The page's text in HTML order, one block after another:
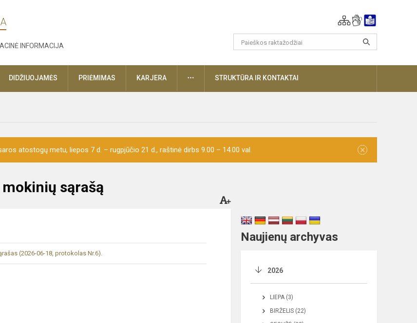
INFORMACIJA
DIDŽIUOJAMĖS PRIĖMIMAS KARJERA DAUGIAUSTRUKTŪRA IR KONTAKTAI
atostogų metu, liepos 7 d. – rugpjūčio 21 d., raštinė dirbs 9.00 – 14.00 val. ×
sąrašą
(2026-06-18, protokolas Nr.6).
Naujienų archyvas
2026
LIEPA (3)
BIRŽELIS (22)